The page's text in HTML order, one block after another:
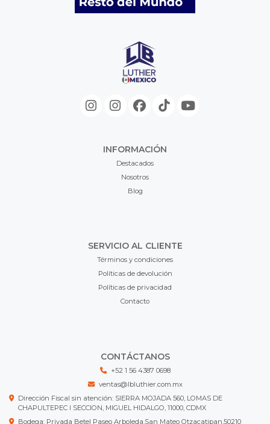
INFORMACIÓN
Destacados
Nosotros
Blog
SERVICIO AL CLIENTE
Términos y condiciones
Políticas de devolución
Políticas de privacidad
Contacto
CONTÁCTANOS
+52 1 56 4387 0698
ventas@lbluthier.com.mx
Dirección Fiscal sin atención: SIERRA MOJADA 560, LOMAS DE
CHAPULTEPEC I SECCION, MIGUEL HIDALGO, 11000, CDMX
Bodega: Privada Betel Paseo Arboleda,San Mateo Otzacatipan,50210